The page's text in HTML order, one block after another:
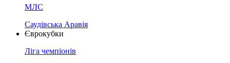
МЛС
Саудівська Аравія
Єврокубки
Ліга чемпіонів